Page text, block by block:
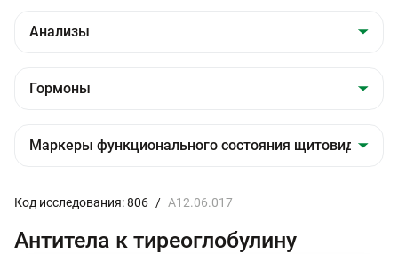
Код исследования: 806 / A12.06.017
Антитела к тиреоглобулину